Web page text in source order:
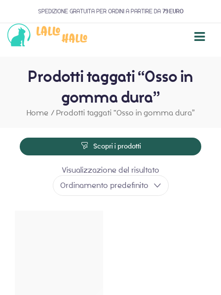
SPEDIZIONE GRATUITA PER ORDINI A PARTIRE DA 79 EURO
Prodotti taggati “Osso in
gomma dura”
Home / Prodotti taggati “Osso in gomma dura”
Scopri i prodotti
Visualizzazione del risultato
Ordinamento predefinito